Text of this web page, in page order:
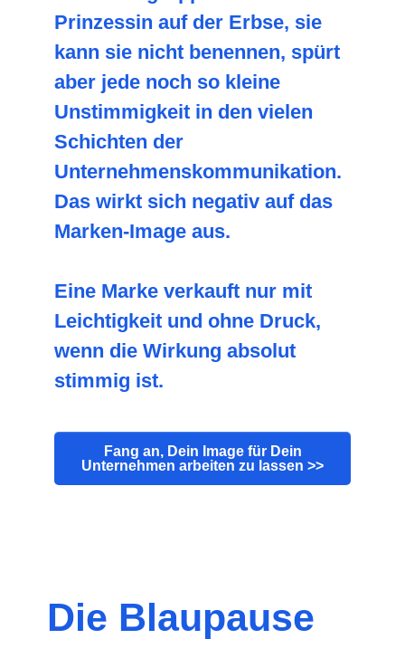
Prinzessin auf der Erbse, sie
kann sie nicht benennen, spürt
aber jede noch so kleine
Unstimmigkeit in den vielen
Schichten der
Unternehmenskommunikation.
Das wirkt sich negativ auf das
Marken-Image aus.
Eine Marke verkauft nur mit
Leichtigkeit und ohne Druck,
wenn die Wirkung absolut
stimmig ist.
Fang an, Dein Image für Dein
Unternehmen arbeiten zu lassen >>
Die Blaupause